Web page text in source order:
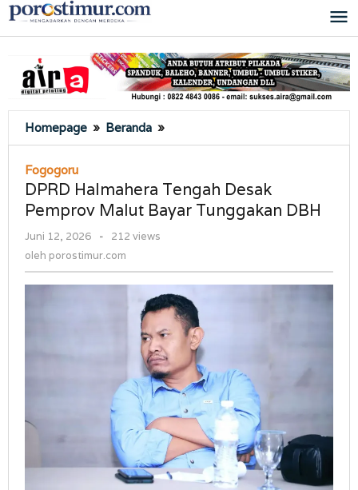
Lewati
ke
Homepage » Beranda »
Halmahera
Desak
Pemprov
Malut
DBH
Fogogoru
DPRD Halmahera Tengah Desak
Pemprov Malut Bayar Tunggakan DBH
Juni 12, 2026
oleh
-
212 views
oleh porostimur.com